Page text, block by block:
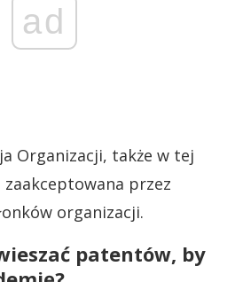
ad
Organizacji, także w tej
przez
organizacji.
patentów, by